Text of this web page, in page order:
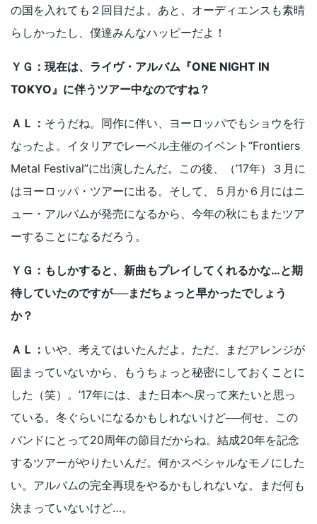
の国を入れても２回目だよ。あと、オーディエンスも素晴
らしかったし、僕達みんなハッピーだよ！
ＹＧ：現在は、ライヴ・アルバム『ONE NIGHT IN
TOKYO』に伴うツアー中なのですね？
ＡＬ： そうだね。同作に伴い、ヨーロッパでもショウを行
なったよ。イタリアでレーベル主催のイベント“Frontiers
Metal Festival”に出演したんだ。この後、（’17年）３月に
はヨーロッパ・ツアーに出る。そして、５月か６月にはニ
ュー・アルバムが発売になるから、今年の秋にもまたツア
ーすることになるだろう。
ＹＧ：もしかすると、新曲もプレイしてくれるかな…と期
待していたのですが──まだちょっと早かったでしょう
か？
ＡＬ： いや、考えてはいたんだよ。ただ、まだアレンジが
固まっていないから、もうちょっと秘密にしておくことに
した（笑）。’17年には、また日本へ戻って来たいと思っ
ている。冬ぐらいになるかもしれないけど──何せ、この
バンドにとって20周年の節目だからね。結成20年を記念
するツアーがやりたいんだ。何かスペシャルなモノにした
い。アルバムの完全再現をやるかもしれないな。まだ何も
決まっていないけど…。